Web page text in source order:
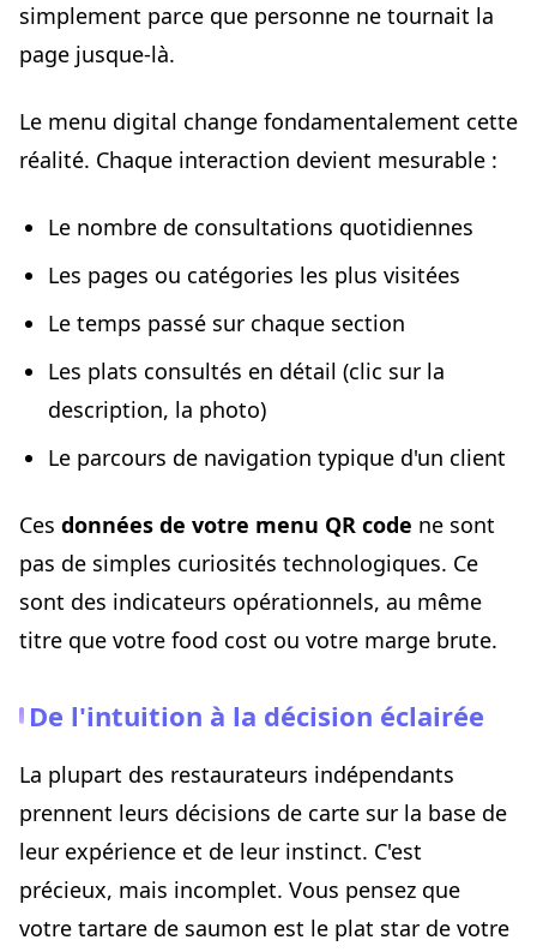
simplement parce que personne ne tournait la
page jusque-là.
Le menu digital change fondamentalement cette
réalité. Chaque interaction devient mesurable :
Le nombre de consultations quotidiennes
Les pages ou catégories les plus visitées
Le temps passé sur chaque section
Les plats consultés en détail (clic sur la
description, la photo)
Le parcours de navigation typique d'un client
Ces données de votre menu QR code ne sont
pas de simples curiosités technologiques. Ce
sont des indicateurs opérationnels, au même
titre que votre food cost ou votre marge brute.
De l'intuition à la décision éclairée
La plupart des restaurateurs indépendants
prennent leurs décisions de carte sur la base de
leur expérience et de leur instinct. C'est
précieux, mais incomplet. Vous pensez que
votre tartare de saumon est le plat star de votre